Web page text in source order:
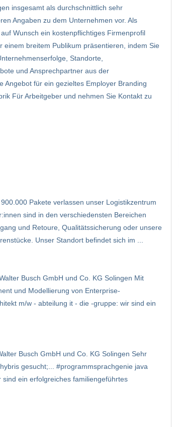
insgesamt als durchschnittlich sehr
Angaben zu dem Unternehmen vor. Als
Wunsch ein kostenpflichtiges Firmenprofil
breitem Publikum präsentieren, indem Sie
Standorte,
und Ansprechpartner aus der
Angebot für ein gezieltes Employer Branding
Für Arbeitgeber und nehmen Sie Kontakt zu
Pakete verlassen unser Logistikzentrum
sind in den verschiedensten Bereichen
und Retoure, Qualitätssicherung oder unsere
Unser Standort befindet sich im ...
Busch GmbH und Co. KG Solingen Mit
und Modellierung von Enterprise-
m/w - abteilung it - die -gruppe: wir sind ein
Busch GmbH und Co. KG Solingen Sehr
gesucht;... #programmsprachgenie java
ein erfolgreiches familien­ge­führtes